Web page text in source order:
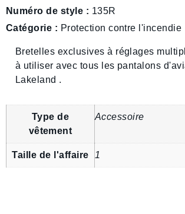
Numéro de style : 135R
Catégorie : Protection contre l'incendie
Bretelles exclusives à réglages
à utiliser avec tous les pantalons
Lakeland .
Type de
vêtement
Accessoire
Taille de l'affaire 1